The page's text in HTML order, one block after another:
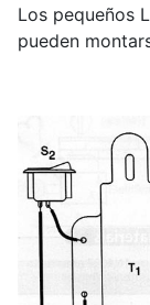
Los pequeños
pueden